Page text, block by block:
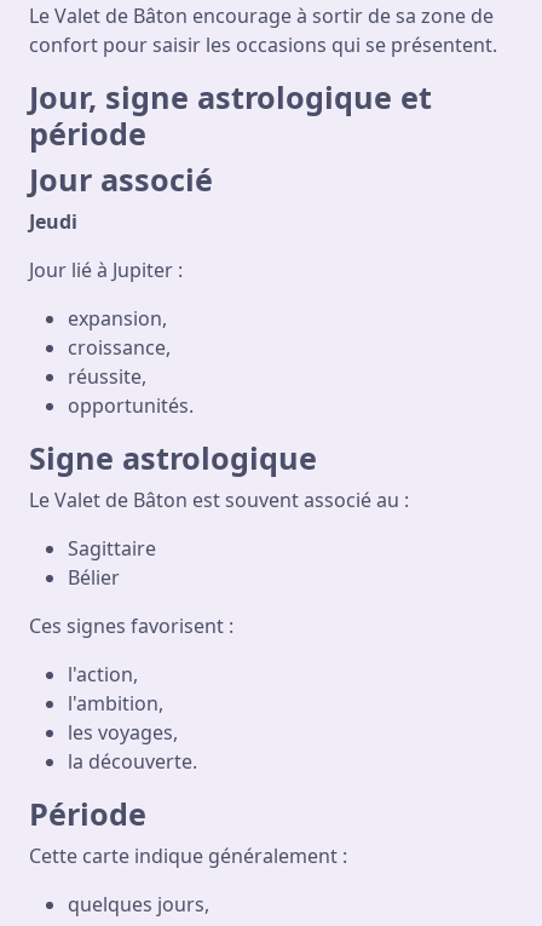
Le Valet de Bâton encourage à sortir de sa zone de
confort pour saisir les occasions qui se présentent.
Jour, signe astrologique et
période
Jour associé
Jeudi
Jour lié à Jupiter :
expansion,
croissance,
réussite,
opportunités.
Signe astrologique
Le Valet de Bâton est souvent associé au :
Sagittaire
Bélier
Ces signes favorisent :
l'action,
l'ambition,
les voyages,
la découverte.
Période
Cette carte indique généralement :
quelques jours,